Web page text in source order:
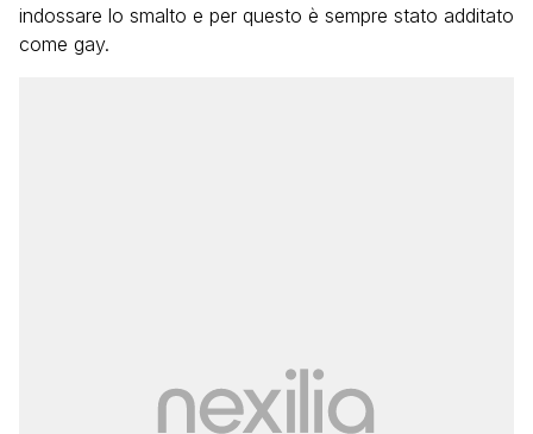
indossare lo smalto e per questo è sempre stato additato
come gay.